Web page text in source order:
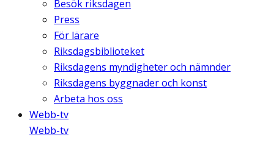
Besök riksdagen
Press
För lärare
Riksdagsbiblioteket
Riksdagens myndigheter och nämnder
Riksdagens byggnader och konst
Arbeta hos oss
Webb-tv
Webb-tv